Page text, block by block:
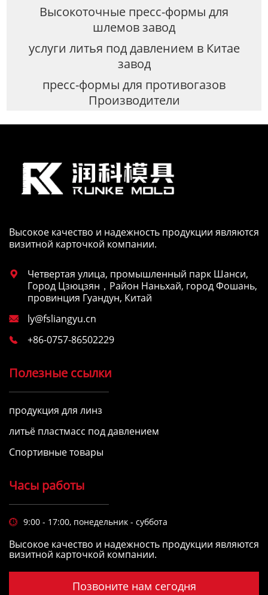
Высокоточные пресс-формы для
шлемов завод
услуги литья под давлением в Китае
завод
пресс-формы для противогазов
Производители
Высокое качество и надежность продукции являются
визитной карточкой компании.

Четвертая улица, промышленный парк Шанси,
Город Цзюцзян，Район Наньхай, город Фошань,
провинция Гуандун, Китай
 ly@fsliangyu.cn
 +86-0757-86502229
Полезные ссылки
продукция для линз
литьё пластмасс под давлением
Спортивные товары
Часы работы
 9:00 - 17:00, понедельник - суббота
Высокое качество и надежность продукции являются
визитной карточкой компании.
Позвоните нам сегодня